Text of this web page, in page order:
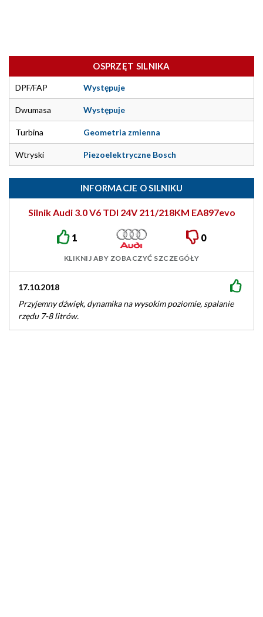
OSPRZĘT SILNIKA
DPF/FAP Występuje
Dwumasa Występuje
Turbina Geometria zmienna
Wtryski Piezoelektryczne Bosch
INFORMACJE O SILNIKU
Silnik Audi 3.0 V6 TDI 24V 211/218KM EA897evo
1 0
KLIKNIJ ABY ZOBACZYĆ SZCZEGÓŁY
17.10.2018
Przyjemny dźwięk, dynamika na wysokim poziomie, spalanie
rzędu 7-8 litrów.